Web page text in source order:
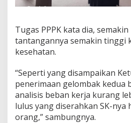
Tugas PPPK kata dia,
tantangannya semakin tinggi
kesehatan.
“Seperti yang disampaikan
penerimaan gelombak kedua
analisis beban kerja kurang
lulus yang diserahkan SK-nya
orang,” sambungnya.